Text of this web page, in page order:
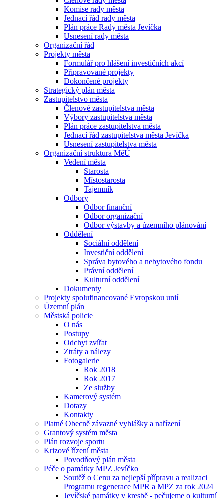
Komise rady města
Jednací řád rady města
Plán práce Rady města Jevíčka
Usnesení rady města
Organizační řád
Projekty města
Formulář pro hlášení investičních akcí
Připravované projekty
Dokončené projekty
Strategický plán města
Zastupitelstvo města
Členové zastupitelstva města
Výbory zastupitelstva města
Plán práce zastupitelstva města
Jednací řád zastupitelstva města Jevíčka
Usnesení zastupitelstva města
Organizační struktura MěÚ
Vedení města
Starosta
Místostarosta
Tajemník
Odbory
Odbor finanční
Odbor organizační
Odbor výstavby a územního plánování
Oddělení
Sociální oddělení
Investiční oddělení
Správa bytového a nebytového fondu
Právní oddělení
Kulturní oddělení
Dokumenty
Projekty spolufinancované Evropskou unií
Územní plán
Městská policie
O nás
Postupy
Odchyt zvířat
Ztráty a nálezy
Fotogalerie
Rok 2018
Rok 2017
Ze služby
Kamerový systém
Dotazy
Kontakty
Platné Obecně závazné vyhlášky a nařízení
Grantový systém města
Plán rozvoje sportu
Krizové řízení města
Povodňový plán města
Péče o památky MPZ Jevíčko
Soutěž o Cenu za nejlepší přípravu a realizaci
Programu regenerace MPR a MPZ za rok 2024
Jevíčské památky v kresbě - pečujeme o kulturní